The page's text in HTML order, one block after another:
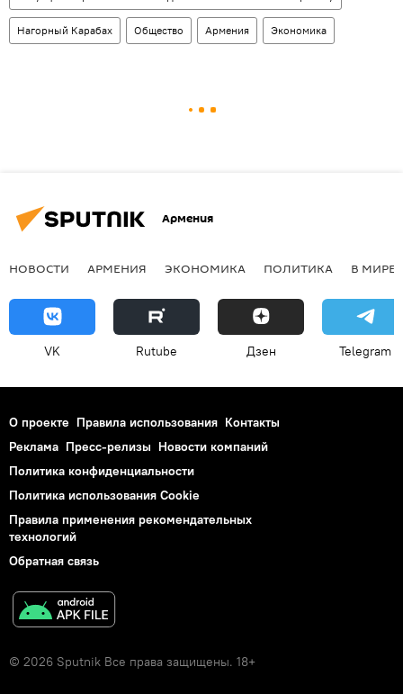
Нагорный Карабах Общество Армения Экономика
Армения
НОВОСТИ АРМЕНИЯ ЭКОНОМИКА ПОЛИТИКА В МИРЕ
VK Rutube Дзен Telegram
О проекте Правила использования Контакты
Реклама Пресс-релизы Новости компаний
Политика конфиденциальности
Политика использования Cookie
Правила применения рекомендательных
технологий
Обратная связь
© 2026 Sputnik Все права защищены. 18+